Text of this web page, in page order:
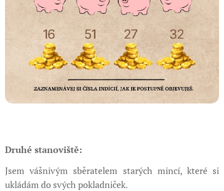
Druhé stanoviště:
Jsem vášnivým sběratelem starých mincí, které si
ukládám do svých pokladniček.